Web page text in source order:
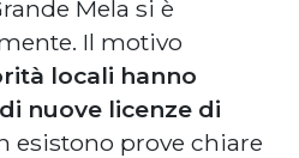
Mela si è
Il motivo
locali hanno
nuove licenze di
esistono prove chiare